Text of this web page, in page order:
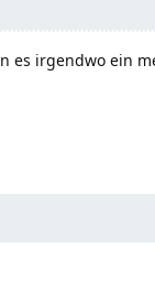
es irgendwo ein